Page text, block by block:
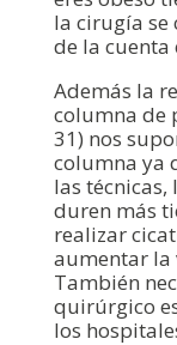
la cirugía se
de la cuenta
Además la
columna de
31) nos
columna ya
las
duren más
realizar
aumentar
También
quirúrgico
los